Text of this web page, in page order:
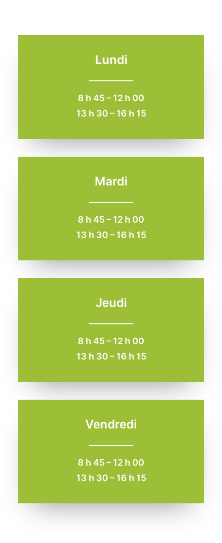
Lundi
8 h 45 – 12 h 00
13 h 30 – 16 h 15
Mardi
8 h 45 – 12 h 00
13 h 30 – 16 h 15
Jeudi
8 h 45 – 12 h 00
13 h 30 – 16 h 15
Vendredi
8 h 45 – 12 h 00
13 h 30 – 16 h 15